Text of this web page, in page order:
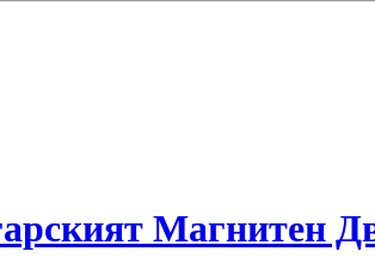
Магнитен